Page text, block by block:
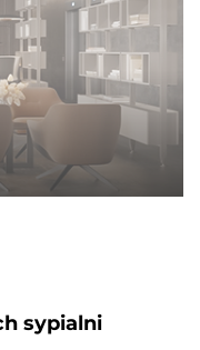
sypialni